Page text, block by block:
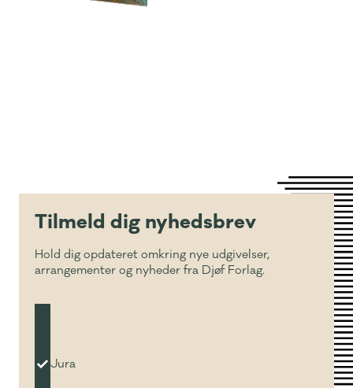
Tilmeld dig nyhedsbrev
Hold dig opdateret omkring nye udgivelser,
arrangementer og nyheder fra Djøf Forlag.
Jura